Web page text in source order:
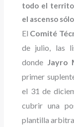
todo el
el ascenso
El Comité
de julio, las
donde Jayro
primer
el 31 de
cubrir una
plantilla